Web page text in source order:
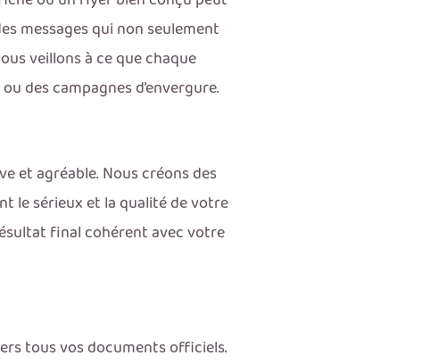
messages qui non seulement
veillons à ce que chaque
des campagnes d’envergure.
et agréable. Nous créons des
le sérieux et la qualité de votre
final cohérent avec votre
tous vos documents officiels.